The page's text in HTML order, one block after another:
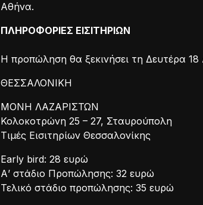
Αθήνα.
ΠΛΗΡΟΦΟΡΙΕΣ ΕΙΣΙΤΗΡΙΩΝ
Η προπώληση θα ξεκινήσει τη Δευτέρα 18
ΘΕΣΣΑΛΟΝΙΚΗ
MΟΝΗ ΛΑΖΑΡΙΣΤΩΝ
Κολοκοτρώνη 25 – 27, Σταυρούπολη
Τιμές Εισιτηρίων Θεσσαλονίκης
Early bird: 28 ευρώ
Α’ στάδιο Προπώλησης: 32 ευρώ
Τελικό στάδιο προπώλησης: 35 ευρώ